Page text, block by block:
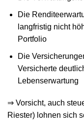
Die
langfristig nicht
Portfolio
Die
Versicherte
Lebenserwartung
⇒ Vorsicht, auch
Riester) lohnen sich